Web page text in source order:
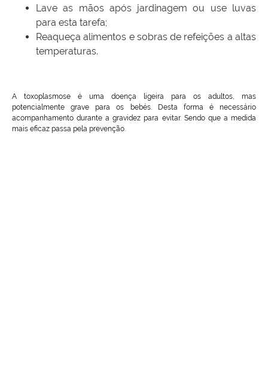
Lave as mãos após jardinagem ou use luvas
para esta tarefa;
Reaqueça alimentos e sobras de refeições a altas
temperaturas.
A toxoplasmose é uma doença ligeira para os adultos, mas
potencialmente grave para os bebés. Desta forma é necessário
acompanhamento durante a gravidez para evitar. Sendo que a medida
mais eficaz passa pela prevenção.